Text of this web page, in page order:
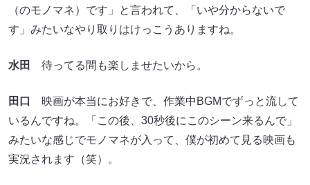
（のモノマネ）です」と言われて、「いや分からないで
す」みたいなやり取りはけっこうありますね。
水田 待ってる間も楽しませたいから。
田口
映画が本当にお好きで、作業中BGMでずっと流して
いるんですね。「この後、30秒後にこのシーン来るんで」
みたいな感じでモノマネが入って、僕が初めて見る映画も
実況されます（笑）。